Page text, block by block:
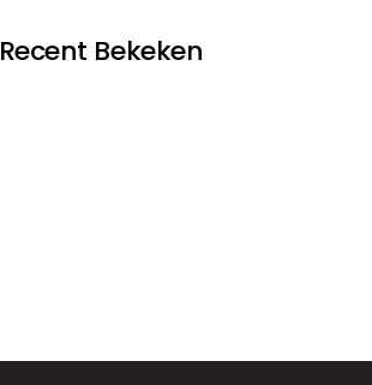
Recent Bekeken